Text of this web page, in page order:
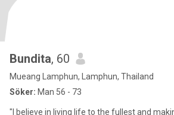
Bundita, 60
Mueang Lamphun, Lamphun, Thailand
Söker: Man 56 - 73
"I believe in living life to the fullest and